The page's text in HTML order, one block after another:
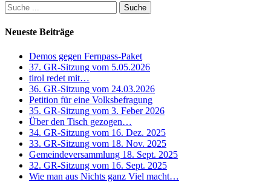
Suche
nach:
Neueste Beiträge
Demos gegen Fernpass-Paket
37. GR-Sitzung vom 5.05.2026
tirol redet mit…
36. GR-Sitzung vom 24.03.2026
Petition für eine Volksbefragung
35. GR-Sitzung vom 3. Feber 2026
Über den Tisch gezogen…
34. GR-Sitzung vom 16. Dez. 2025
33. GR-Sitzung vom 18. Nov. 2025
Gemeindeversammlung 18. Sept. 2025
32. GR-Sitzung vom 16. Sept. 2025
Wie man aus Nichts ganz Viel macht…